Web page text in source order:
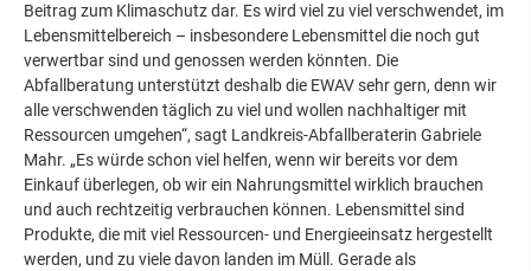
Beitrag zum Klimaschutz dar. Es wird viel zu viel verschwendet, im
Lebensmittelbereich – insbesondere Lebensmittel die noch gut
verwertbar sind und genossen werden könnten. Die
Abfallberatung unterstützt deshalb die EWAV sehr gern, denn wir
alle verschwenden täglich zu viel und wollen nachhaltiger mit
Ressourcen umgehen“, sagt Landkreis-Abfallberaterin Gabriele
Mahr. „Es würde schon viel helfen, wenn wir bereits vor dem
Einkauf überlegen, ob wir ein Nahrungsmittel wirklich brauchen
und auch rechtzeitig verbrauchen können. Lebensmittel sind
Produkte, die mit viel Ressourcen- und Energieeinsatz hergestellt
werden, und zu viele davon landen im Müll. Gerade als